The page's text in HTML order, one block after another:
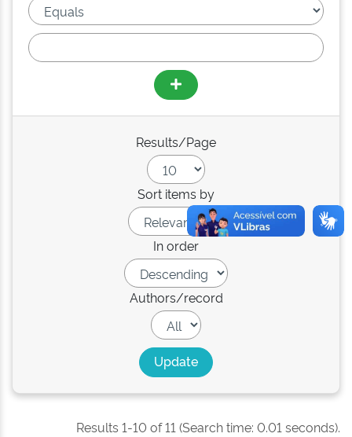
Results/Page
Sort items by
In order
Authors/record
Results 1-10 of 11 (Search time: 0.01 seconds).